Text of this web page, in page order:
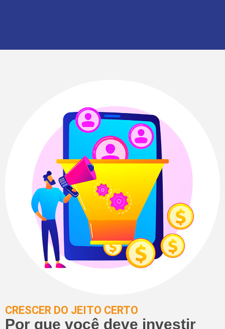
CRESCER DO JEITO CERTO
Por que você deve investir